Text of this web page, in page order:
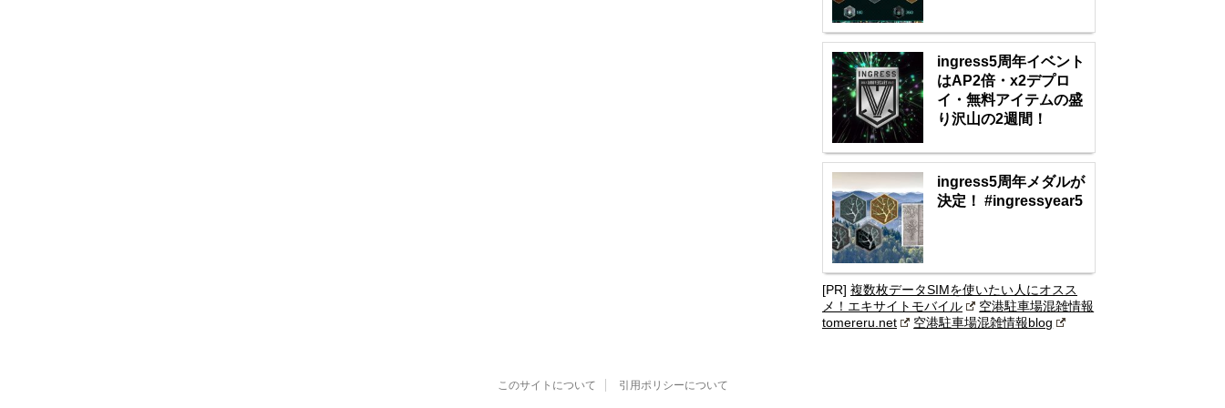
ingress5周年イベント
はAP2倍・x2デプロ
イ・無料アイテムの盛
り沢山の2週間！
ingress5周年メダルが
決定！ #ingressyear5
[PR] 複数枚データSIMを使いたい人にオスス
メ！エキサイトモバイル
空港駐車場混雑情報
tomereru.net
空港駐車場混雑情報blog
このサイトについて 引用ポリシーについて